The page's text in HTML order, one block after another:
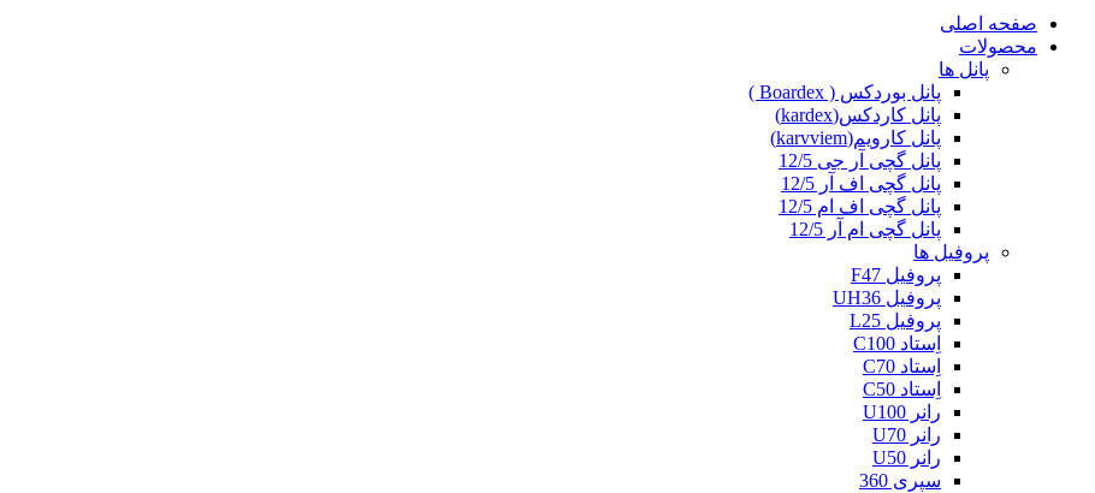
صفحه اصلی
محصولات
پانل ها
پانل بوردکس ( Boardex )
پانل کاردکس(kardex)
پانل کارویم(karvviem)
پانل گچی آر جی 12/5
پانل گچی اف آر 12/5
پانل گچی اف ام 12/5
پانل گچی ام آر 12/5
پروفیل ها
پروفیل F47
پروفیل UH36
پروفیل L25
اِستاد C100
اِستاد C70
اِستاد C50
رانر U100
رانر U70
رانر U50
سپری 360